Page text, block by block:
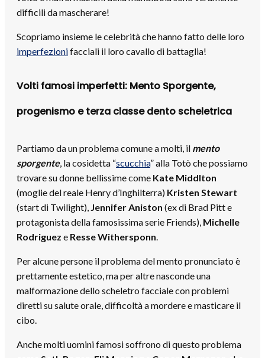
difficili da mascherare!
Scopriamo insieme le celebrità che hanno fatto delle loro
imperfezionifacciali il loro cavallo di battaglia!
Volti famosi imperfetti: Mento Sporgente,
progenismo e terza classe dento scheletrica
Partiamo da un problema comune a molti, il mento
sporgente, la cosidetta “scucchia” alla Totò che possiamo
trovare su donne bellissime come Kate Middlton
(moglie del reale Henry d’Inghilterra) Kristen Stewart
(start di Twilight), Jennifer Aniston (ex di Brad Pitt e
protagonista della famosissima serie Friends), Michelle
Rodriguez e Resse Withersponn.
Per alcune persone il problema del mento pronunciato è
prettamente estetico, ma per altre nasconde una
malformazione dello scheletro facciale con problemi
diretti su salute orale, difficoltà a mordere e masticare il
cibo.
Anche molti uomini famosi soffrono di questo problema